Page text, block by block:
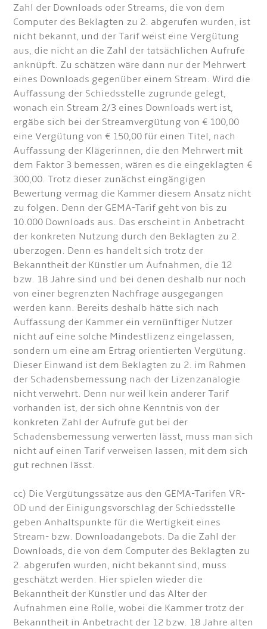
Zahl der Downloads oder Streams, die von dem
Computer des Beklagten zu 2. abgerufen wurden, ist
nicht bekannt, und der Tarif weist eine Vergütung
aus, die nicht an die Zahl der tatsächlichen Aufrufe
anknüpft. Zu schätzen wäre dann nur der Mehrwert
eines Downloads gegenüber einem Stream. Wird die
Auffassung der Schiedsstelle zugrunde gelegt,
wonach ein Stream 2/3 eines Downloads wert ist,
ergäbe sich bei der Streamvergütung von € 100,00
eine Vergütung von € 150,00 für einen Titel, nach
Auffassung der Klägerinnen, die den Mehrwert mit
dem Faktor 3 bemessen, wären es die eingeklagten €
300,00. Trotz dieser zunächst eingängigen
Bewertung vermag die Kammer diesem Ansatz nicht
zu folgen. Denn der GEMA-Tarif geht von bis zu
10.000 Downloads aus. Das erscheint in Anbetracht
der konkreten Nutzung durch den Beklagten zu 2.
überzogen. Denn es handelt sich trotz der
Bekanntheit der Künstler um Aufnahmen, die 12
bzw. 18 Jahre sind und bei denen deshalb nur noch
von einer begrenzten Nachfrage ausgegangen
werden kann. Bereits deshalb hätte sich nach
Auffassung der Kammer ein vernünftiger Nutzer
nicht auf eine solche Mindestlizenz eingelassen,
sondern um eine am Ertrag orientierten Vergütung.
Dieser Einwand ist dem Beklagten zu 2. im Rahmen
der Schadensbemessung nach der Lizenzanalogie
nicht verwehrt. Denn nur weil kein anderer Tarif
vorhanden ist, der sich ohne Kenntnis von der
konkreten Zahl der Aufrufe gut bei der
Schadensbemessung verwerten lässt, muss man sich
nicht auf einen Tarif verweisen lassen, mit dem sich
gut rechnen lässt.
cc) Die Vergütungssätze aus den GEMA-Tarifen VR-
OD und der Einigungsvorschlag der Schiedsstelle
geben Anhaltspunkte für die Wertigkeit eines
Stream- bzw. Downloadangebots. Da die Zahl der
Downloads, die von dem Computer des Beklagten zu
2. abgerufen wurden, nicht bekannt sind, muss
geschätzt werden. Hier spielen wieder die
Bekanntheit der Künstler und das Alter der
Aufnahmen eine Rolle, wobei die Kammer trotz der
Bekanntheit in Anbetracht der 12 bzw. 18 Jahre alten